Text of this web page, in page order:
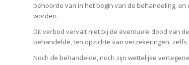
behoorde van in het begin van de behandeling,
worden.
Dit verbod vervalt niet bij de eventuele dood van
behandelde, ten opzichte van verzekeringen,
Noch de behandelde, noch zijn wettelijke